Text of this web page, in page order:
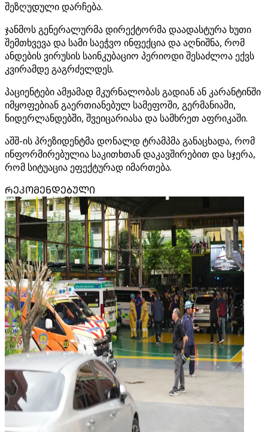
შეზღუდული დარჩება.
ჯანმოს გენერალურმა დირექტორმა დაადასტურა ხუთი
შემთხვევა და სამი საეჭვო ინფექცია და აღნიშნა, რომ
ანდების ვირუსის საინკუბაციო პერიოდი შესაძლოა ექვს
კვირამდე გაგრძელდეს.
პაციენტები ამჟამად მკურნალობას გადიან ან კარანტინში
იმყოფებიან გაერთიანებულ სამეფოში, გერმანიაში,
ნიდერლანდებში, შვეიცარიასა და სამხრეთ აფრიკაში.
აშშ-ის პრეზიდენტმა დონალდ ტრამპმა განაცხადა, რომ
ინფორმირებულია საკითხთან დაკავშირებით და სჯერა,
რომ სიტუაცია ეფექტურად იმართება.
ᲠᲔᲙᲝᲛᲔᲜᲓᲔᲑᲣᲚᲘ